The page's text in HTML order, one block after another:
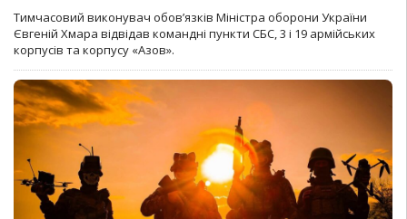
Тимчасовий виконувач обов’язків Міністра оборони України
Євгеній Хмара відвідав командні пункти СБС, 3 і 19 армійських
корпусів та корпусу «Азов».